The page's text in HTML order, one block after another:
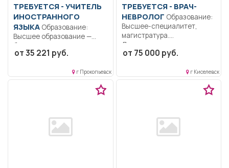
ТРЕБУЕТСЯ - УЧИТЕЛЬ
ИНОСТРАННОГО
ЯЗЫКА
Высшее образование —
бакалавриат..
Придерживаться языковой
от 35 221 руб.
г Прокопьевск
ТРЕБУЕТСЯ - ВРАЧ-
НЕВРОЛОГ
Высшее-специалитет,
магистратура.
Дисциплинированность.
Коммуникабельность.
Выполнение должностных
обязанностей согласно...
от 75 000 руб.
г Киселевск